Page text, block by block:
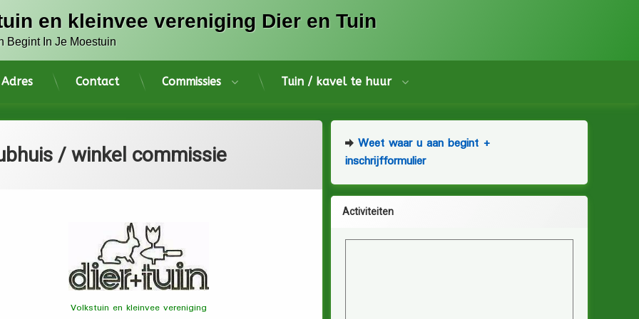
en kleinvee vereniging Dier en Tuin
Begint In Je Moestuin
Adres Contact Commissies Tuin / kavel te huur
/ winkel commissie
Volkstuin en kleinvee vereniging
Weet waar u aan begint +
inschrijfformulier
Activiteiten